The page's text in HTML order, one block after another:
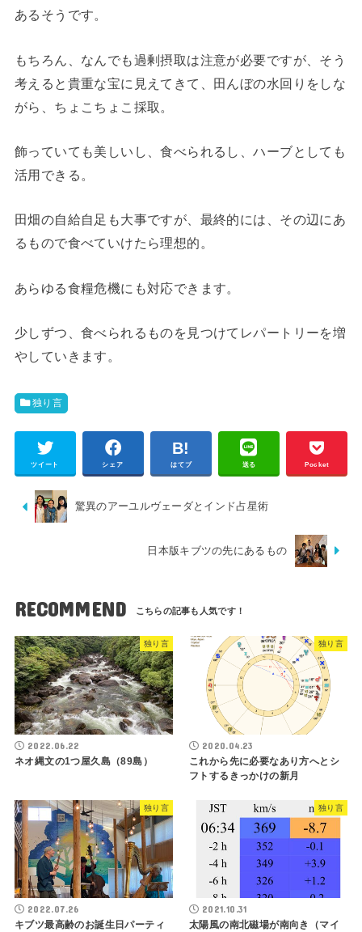
あるそうです。
もちろん、なんでも過剰摂取は注意が必要ですが、そう
考えると貴重な宝に見えてきて、田んぼの水回りをしな
がら、ちょこちょこ採取。
飾っていても美しいし、食べられるし、ハーブとしても
活用できる。
田畑の自給自足も大事ですが、最終的には、その辺にあ
るもので食べていけたら理想的。
あらゆる食糧危機にも対応できます。
少しずつ、食べられるものを見つけてレパートリーを増
やしていきます。
独り言
ツイート シェア はてブ 送る Pocket
驚異のアーユルヴェーダとインド占星術
日本版キブツの先にあるもの
RECOMMEND
独り言
2022.06.22
ネオ縄文の1つ屋久島（89島）
独り言
2020.04.23
これから先に必要なあり方へとシ
フトするきっかけの新月
独り言
2022.07.26
キブツ最高齢のお誕生日パーティ
独り言
2021.10.31
太陽風の南北磁場が南向き（マイ